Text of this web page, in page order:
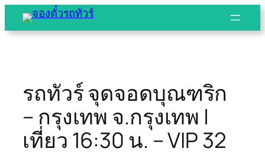
Skip
รถทัวร์ จุดจอดบุณฑริก
– กรุงเทพ จ.กรุงเทพ |
เที่ยว 16:30 น. – VIP 32